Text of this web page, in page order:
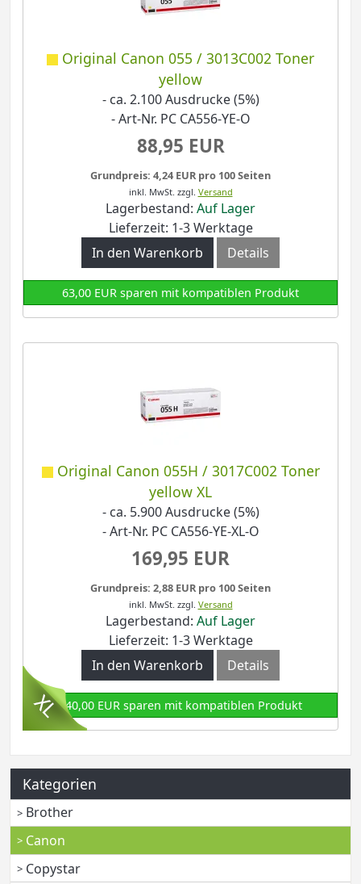
Original Canon 055 / 3013C002 Toner
yellow
- ca. 2.100 Ausdrucke (5%)
- Art-Nr. PC CA556-YE-O
88,95 EUR
Grundpreis: 4,24 EUR pro 100 Seiten
inkl. MwSt. zzgl. Versand
Lagerbestand: Auf Lager
Lieferzeit: 1-3 Werktage
In den Warenkorb
Details
63,00 EUR sparen mit kompatiblen Produkt
Original Canon 055H / 3017C002 Toner
yellow XL
- ca. 5.900 Ausdrucke (5%)
- Art-Nr. PC CA556-YE-XL-O
169,95 EUR
Grundpreis: 2,88 EUR pro 100 Seiten
inkl. MwSt. zzgl. Versand
Lagerbestand: Auf Lager
Lieferzeit: 1-3 Werktage
In den Warenkorb
Details
140,00 EUR sparen mit kompatiblen Produkt
Kategorien
Brother
Canon
Copystar